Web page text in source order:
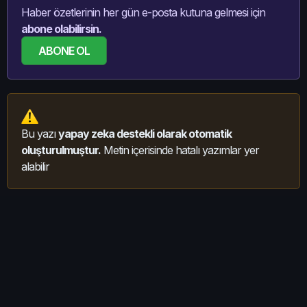
Haber özetlerinin her gün e-posta kutuna gelmesi için
abone olabilirsin.
ABONE OL
Bu yazıyapay zeka destekli olarak otomatik
oluşturulmuştur. Metin içerisinde hatalı yazımlar yer
alabilir